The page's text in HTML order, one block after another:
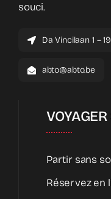
souci.
Da Vincilaan 1 –
abto@abto.be
Partir sans
Réservez en